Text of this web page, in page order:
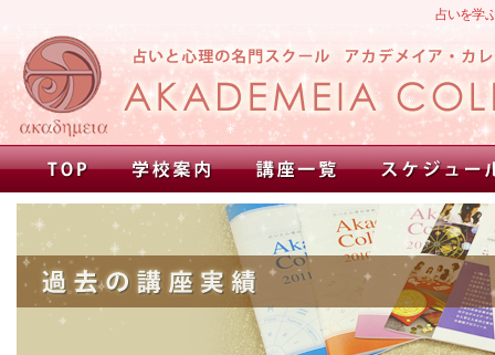
占いを学